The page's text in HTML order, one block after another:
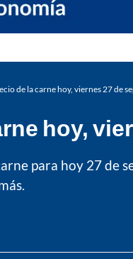
de la carne hoy, viernes 27 de
hoy,
para hoy 27 de